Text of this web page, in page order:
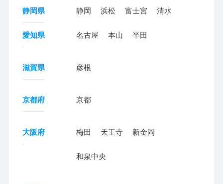
静岡県 静岡 浜松 富士宮 清水
愛知県 名古屋 本山 半田
滋賀県 彦根
京都府 京都
大阪府 梅田 天王寺 新金岡
和泉中央